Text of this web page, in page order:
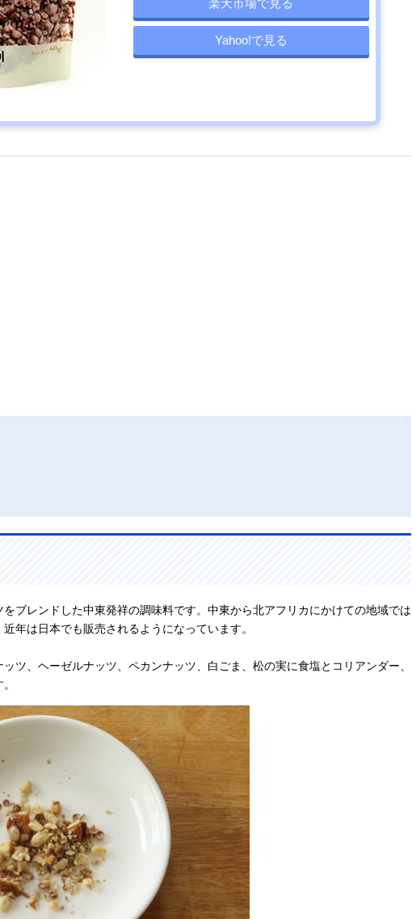
Yahoo!で見る
ブレンドした中東発祥の調味料です。中東から北アフリカにかけての地域では
年は日本でも販売されるようになっています。
ツ、ヘーゼルナッツ、ペカンナッツ、白ごま、松の実に食塩とコリアンダー、